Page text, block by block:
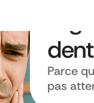
Parce
pas